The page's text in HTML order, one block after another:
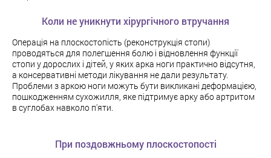
Коли не уникнути хірургічного втручання
Операція на плоскостопість (реконструкція стопи)
проводяться для полегшення болю і відновлення функції
стопи у дорослих і дітей, у яких арка ноги практично відсутня,
а консервативні методи лікування не дали результату.
Проблеми з аркою ноги можуть бути викликані деформацією,
пошкодженням сухожилля, яке підтримує арку або артритом
в суглобах навколо п'яти.
При поздовжньому плоскостопості